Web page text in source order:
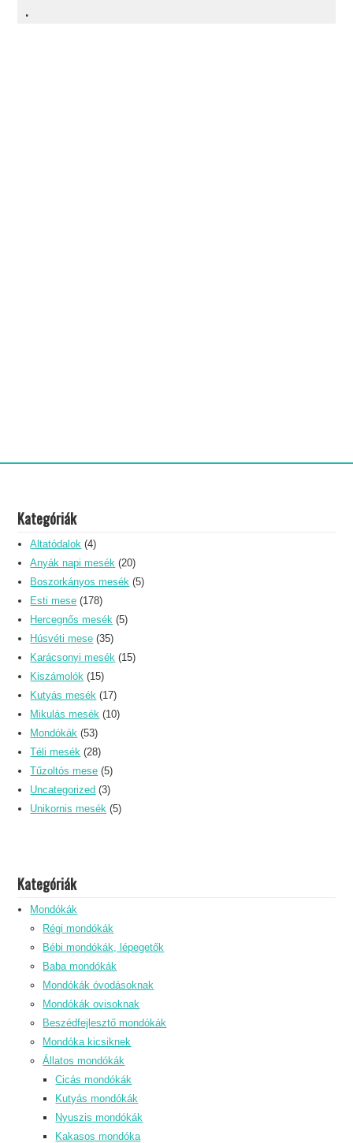
.
Kategóriák
Altatódalok (4)
Anyák napi mesék (20)
Boszorkányos mesék (5)
Esti mese (178)
Hercegnős mesék (5)
Húsvéti mese (35)
Karácsonyi mesék (15)
Kiszámolók (15)
Kutyás mesék (17)
Mikulás mesék (10)
Mondókák (53)
Téli mesék (28)
Tűzoltós mese (5)
Uncategorized (3)
Unikornis mesék (5)
Kategóriák
Mondókák
Régi mondókák
Bébi mondókák, lépegetők
Baba mondókák
Mondókák óvodásoknak
Mondókák ovisoknak
Beszédfejlesztő mondókák
Mondóka kicsiknek
Állatos mondókák
Cicás mondókák
Kutyás mondókák
Nyuszis mondókák
Kakasos mondóka